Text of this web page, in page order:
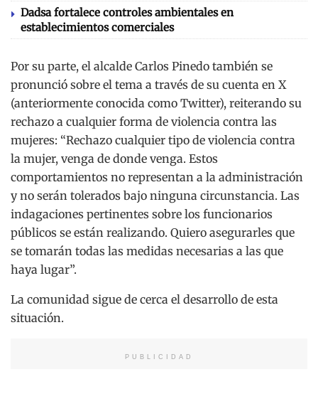
Dadsa fortalece controles ambientales en
establecimientos comerciales
Por su parte, el alcalde Carlos Pinedo también se
pronunció sobre el tema a través de su cuenta en X
(anteriormente conocida como Twitter), reiterando su
rechazo a cualquier forma de violencia contra las
mujeres: “Rechazo cualquier tipo de violencia contra
la mujer, venga de donde venga. Estos
comportamientos no representan a la administración
y no serán tolerados bajo ninguna circunstancia. Las
indagaciones pertinentes sobre los funcionarios
públicos se están realizando. Quiero asegurarles que
se tomarán todas las medidas necesarias a las que
haya lugar”.
La comunidad sigue de cerca el desarrollo de esta
situación.
PUBLICIDAD